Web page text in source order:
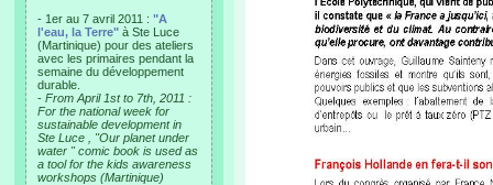
- 1er au 7 avril 2011 : "A
l'eau, la Terre" à Ste Luce
(Martinique) pour des ateliers
avec les primaires pendant la
semaine du développement
durable.
- From April 1st to 7th, 2011 :
For the national week for
sustainable development in
Ste Luce , "Our planet under
water " comic book is used as
a tool for the kids awareness
workshops (Martinique)